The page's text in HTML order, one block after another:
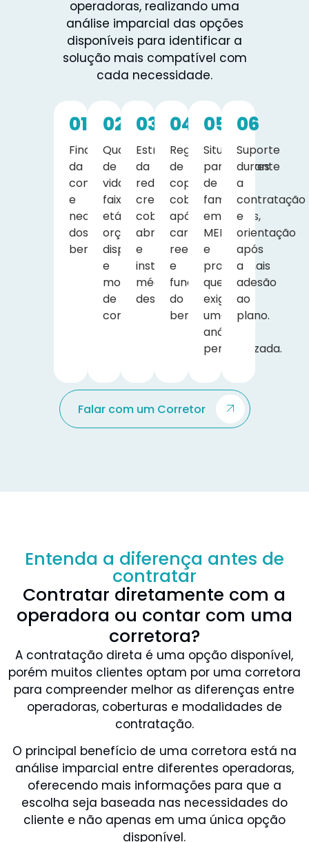
operadoras, realizando uma
análise imparcial das opções
disponíveis para identificar a
solução mais compatível com
cada necessidade.
01
Finalidade
da
contratação
e
necessidades
dos
beneficiários.
02
Quantidade
de
vidas,
faixa
etária,
orçamento
disponível
e
modalidade
de
contratação.
03
Estrutura
da
rede
credenciada,
cobertura,
abrangência
e
instituições
médicas
desejadas.
04
Regras
de
coparticipação,
cobertura
após
carência,
reembolso
e
funcionamento
do
benefício.
05
Situações
particulares
de
famílias,
empresas,
MEIs
e
profissionais
que
exigem
uma
análise
personalizada.
06
Suporte
durante
a
contratação
e
orientação
após
a
adesão
ao
plano.
Falar com um Corretor
Entenda a diferença antes de
contratar
Contratar diretamente com a
operadora ou contar com uma
corretora?
A contratação direta é uma opção disponível,
porém muitos clientes optam por uma corretora
para compreender melhor as diferenças entre
operadoras, coberturas e modalidades de
contratação.
O principal benefício de uma corretora está na
análise imparcial entre diferentes operadoras,
oferecendo mais informações para que a
escolha seja baseada nas necessidades do
cliente e não apenas em uma única opção
disponível.